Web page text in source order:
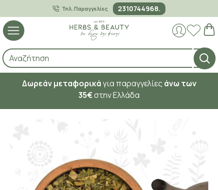
Τηλ. Παραγγελίες 2310744968.
Δωρεάν μεταφορικάγια παραγγελίες άνω των
35€στην Ελλάδα